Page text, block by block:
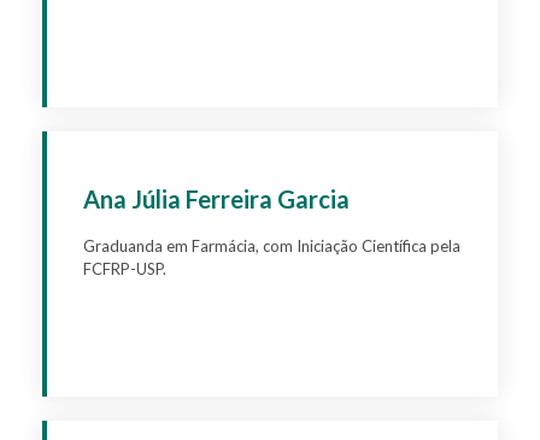
Ana Júlia Ferreira Garcia
Graduanda em Farmácia, com Iniciação Científica pela
FCFRP-USP.